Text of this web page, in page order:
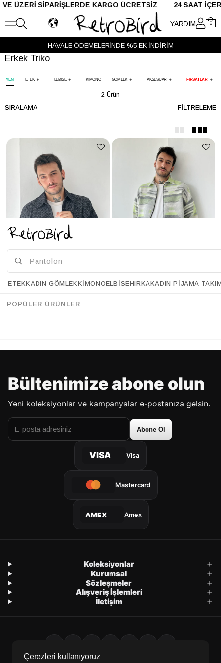
SİPARİŞLERDE KARGO ÜCRETSİZ 24 SAAT
YARDIM 0
HAVALE ÖDEMELERİNDE %5 EK İNDİRİM
Erkek Triko
YENİ ETEK ELBİSE KİMONO GÖMLEK AKSESUAR FIRSATLAR
2 Ürün
FILTRELEME
SIRALAMA
Retrobird Erkek Oversize Fermuarlı Antrasit Hırka Ceket Retrobird Erkek Oversize Fermuarlı Standart Gri Hırka Ceket
Bültenimize abone olun
Yeni koleksiyonlar ve kampanyalar e-postanıza gelsin.
Abone Ol
VISA Visa
Mastercard
AMEX Amex
Koleksiyonlar
Kurumsal
Sözleşmeler
Alışveriş İşlemleri
İletişim
Çerezleri kullanıyoruz
ETEKKADIN GÖMLEKKIMONOELBISEHIRKAKADIN PIJAMA
POPÜLER ÜRÜNLER